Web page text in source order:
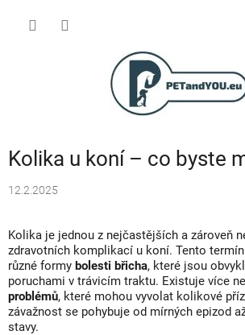
Kolika u koní – co byste
12.2.2025
Kolika je jednou z nejčastějších a zároveň
zdravotních komplikací u koní. Tento
různé formy bolesti břicha, které jsou
poruchami v trávicím traktu. Existuje více
problémů, které mohou vyvolat kolikové
závažnost se pohybuje od mírných epizod
stavy.